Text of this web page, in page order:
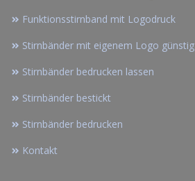
Funktionsstirnband mit Logodruck
Stirnbänder mit eigenem Logo günstig
Stirnbänder bedrucken lassen
Stirnbänder bestickt
Stirnbänder bedrucken
Kontakt